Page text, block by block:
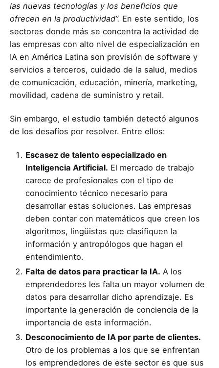
las nuevas tecnologías y los beneficios que
ofrecen en la productividad”. En este sentido, los
sectores donde más se concentra la actividad de
las empresas con alto nivel de especialización en
IA en América Latina son provisión de software y
servicios a terceros, cuidado de la salud, medios
de comunicación, educación, minería, marketing,
movilidad, cadena de suministro y retail.
Sin embargo, el estudio también detectó algunos
de los desafíos por resolver. Entre ellos:
Escasez de talento especializado en
Inteligencia Artificial. El mercado de trabajo
carece de profesionales con el tipo de
conocimiento técnico necesario para
desarrollar estas soluciones. Las empresas
deben contar con matemáticos que creen los
algoritmos, lingüistas que clasifiquen la
información y antropólogos que hagan el
entendimiento.
Falta de datos para practicar la IA. A los
emprendedores les falta un mayor volumen de
datos para desarrollar dicho aprendizaje. Es
importante la generación de conciencia de la
importancia de esta información.
Desconocimiento de IA por parte de clientes.
Otro de los problemas a los que se enfrentan
los emprendedores de este sector es que sus